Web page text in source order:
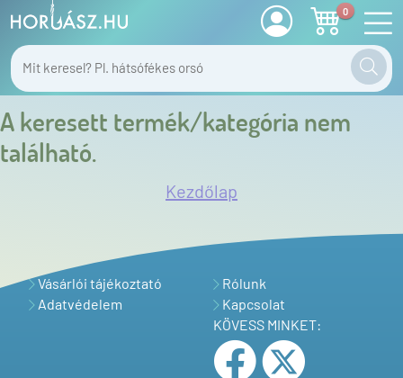
0
A keresett termék/kategória nem
található.
Kezdőlap
Vásárlói tájékoztató
Adatvédelem
Rólunk
Kapcsolat
KÖVESS MINKET: